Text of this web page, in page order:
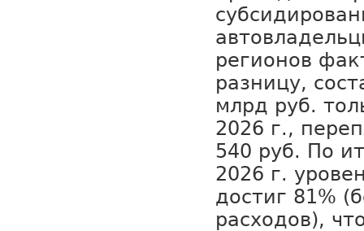
регионов
разницу,
млрд руб.
2026 г.,
540 руб. По
2026 г.
достиг 81%
расходов),